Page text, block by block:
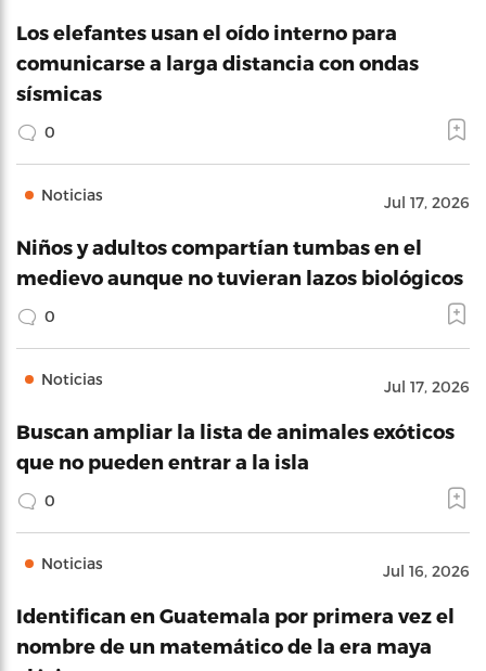
Los elefantes usan el oído interno para
comunicarse a larga distancia con ondas
sísmicas
0
Noticias Jul 17, 2026
Niños y adultos compartían tumbas en el
medievo aunque no tuvieran lazos biológicos
0
Noticias Jul 17, 2026
Buscan ampliar la lista de animales exóticos
que no pueden entrar a la isla
0
Noticias Jul 16, 2026
Identifican en Guatemala por primera vez el
nombre de un matemático de la era maya